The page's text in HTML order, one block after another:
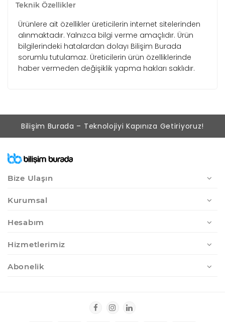
Teknik Özellikler
Ürünlere ait özellikler üreticilerin internet sitelerinden
alınmaktadır. Yalnızca bilgi verme amaçlıdır. Ürün
bilgilerindeki hatalardan dolayı Bilişim Burada
sorumlu tutulamaz. Üreticilerin ürün özelliklerinde
haber vermeden değişiklik yapma hakları saklıdır.
Bilişim Burada – Teknolojiyi Kapınıza Getiriyoruz!
Bize Ulaşın
Kurumsal
Hesabım
Hizmetlerimiz
Abonelik